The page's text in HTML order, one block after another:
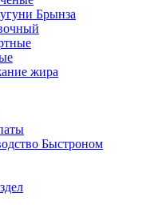
Брынза
жира
Быстроном